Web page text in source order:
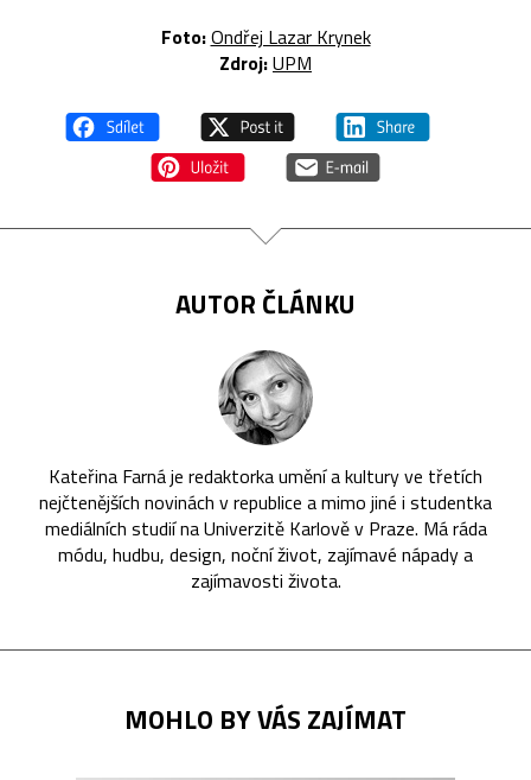
Foto:Ondřej Lazar Krynek
Zdroj:UPM
AUTOR ČLÁNKU
Kateřina Farná je redaktorka umění a kultury ve třetích
nejčtenějších novinách v republice a mimo jiné i studentka
mediálních studií na Univerzitě Karlově v Praze. Má ráda
módu, hudbu, design, noční život, zajímavé nápady a
zajímavosti života.
MOHLO BY VÁS ZAJÍMAT